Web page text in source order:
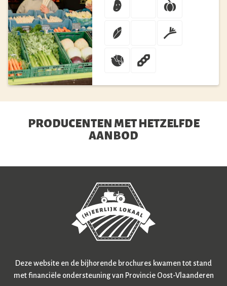
PRODUCENTEN MET HETZELFDE
AANBOD
Deze website en de bijhorende brochures kwamen tot stand
met financiële ondersteuning van Provincie Oost-Vlaanderen